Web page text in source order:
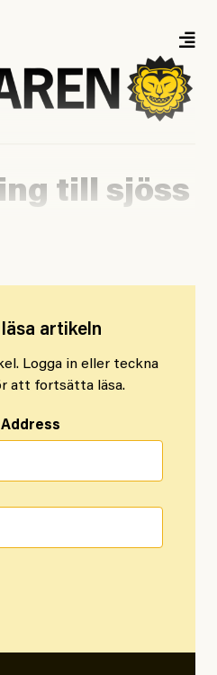
till sjöss
artikeln
Logga in eller teckna
att fortsätta läsa.
Address